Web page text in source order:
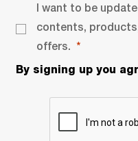
I want to be
contents,
offers.
By signing up you